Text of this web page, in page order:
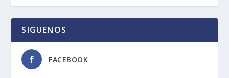
SIGUENOS
FACEBOOK